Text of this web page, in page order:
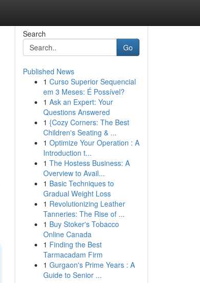
Search
Go
Published News
1 Curso Superior Sequencial
em 3 Meses: É Possível?
1 Ask an Expert: Your
Questions Answered
1 {Cozy Corners: The Best
Children's Seating & ...
1 Optimize Your Operation : A
Introduction t...
1 The Hostess Business: A
Overview to Avail...
1 Basic Techniques to
Gradual Weight Loss
1 Revolutionizing Leather
Tanneries: The Rise of ...
1 Buy Stoker's Tobacco
Online Canada
1 Finding the Best
Tarmacadam Firm
1 Gurgaon's Prime Years : A
Guide to Senior ...